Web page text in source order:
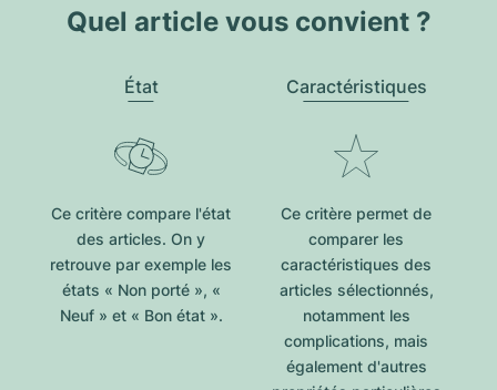
Quel article vous convient ?
État
Ce critère compare l'état
des articles. On y
retrouve par exemple les
états « Non porté », «
Neuf » et « Bon état ».
Caractéristiques
Ce critère permet de
comparer les
caractéristiques des
articles sélectionnés,
notamment les
complications, mais
également d'autres